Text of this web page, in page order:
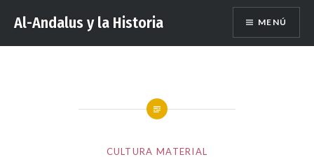
contenido
Al-Andalus y la Historia MENÚ
CULTURA MATERIAL